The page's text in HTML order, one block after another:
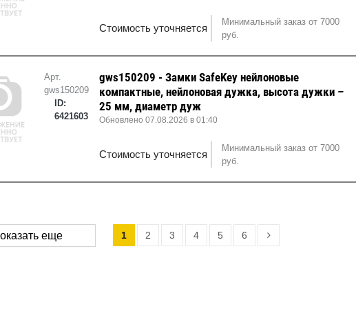
Стоимость уточняется
Минимальный заказ от 7000
руб.
Арт.
gws150209
ID:
6421603
gws150209 - Замки SafeKey нейлоновые
компактные, нейлоновая дужка, высота дужки –
25 мм, диаметр дуж
Обновлено 07.08.2026 в 01:40
Стоимость уточняется
Минимальный заказ от 7000
руб.
еще 1 2 3 4 5 6